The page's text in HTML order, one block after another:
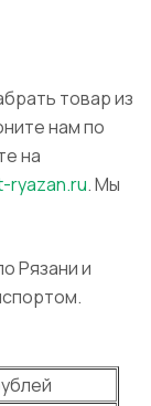
товар из
нам по
на
ryazan.ru. Мы
Рязани и